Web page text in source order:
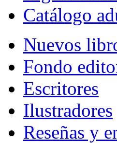
Catálogo
Nuevos
Fondo
Escritores
Ilustradores
Reseñas y